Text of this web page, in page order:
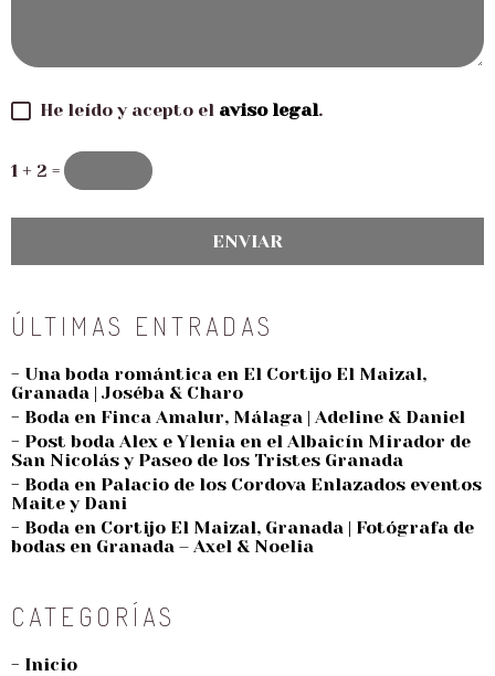
He leído y acepto el aviso legal.
1 + 2 =
ÚLTIMAS ENTRADAS
- Una boda romántica en El Cortijo El Maizal,
Granada | Joséba & Charo
- Boda en Finca Amalur, Málaga | Adeline & Daniel
- Post boda Alex e Ylenia en el Albaicín Mirador de
San Nicolás y Paseo de los Tristes Granada
- Boda en Palacio de los Cordova Enlazados eventos
Maite y Dani
- Boda en Cortijo El Maizal, Granada | Fotógrafa de
bodas en Granada – Axel & Noelia
CATEGORÍAS
- Inicio